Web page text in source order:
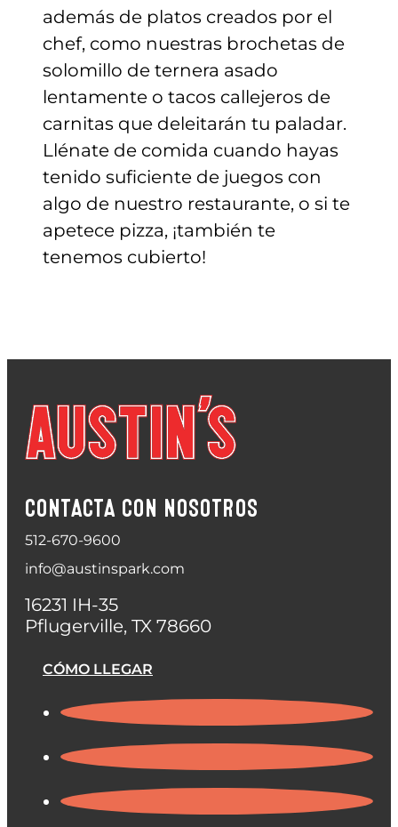
además de platos creados por el
chef, como nuestras brochetas de
solomillo de ternera asado
lentamente o tacos callejeros de
carnitas que deleitarán tu paladar.
Llénate de comida cuando hayas
tenido suficiente de juegos con
algo de nuestro restaurante, o si te
apetece pizza, ¡también te
tenemos cubierto!
CONTACTA CON NOSOTROS
512-670-9600
info@austinspark.com
16231 IH-35
Pflugerville, TX 78660
CÓMO LLEGAR